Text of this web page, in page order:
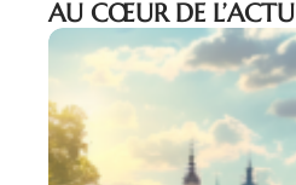
AU CŒUR DE L’ACTU